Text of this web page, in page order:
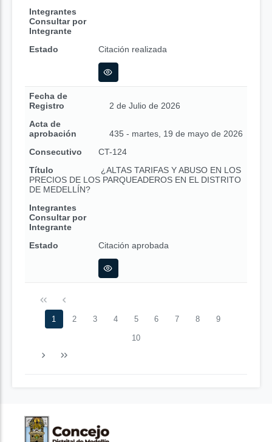
Integrantes
Consultar por
Integrante
Estado
Citación realizada
Fecha de
Registro
2 de Julio de 2026
Acta de
aprobación
435 - martes, 19 de mayo de 2026
Consecutivo
CT-124
Título
¿ALTAS TARIFAS Y ABUSO EN LOS
PRECIOS DE LOS PARQUEADEROS EN EL DISTRITO
DE MEDELLÍN?
Integrantes
Consultar por
Integrante
Estado
Citación aprobada
1 2 3 4 5 6 7 8 9
10